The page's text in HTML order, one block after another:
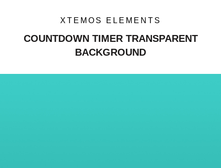
XTEMOS ELEMENTS
COUNTDOWN TIMER TRANSPARENT
BACKGROUND